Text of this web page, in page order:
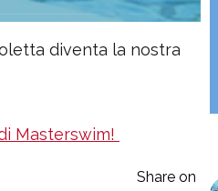
diventa la nostra
Masterswim!
Share on